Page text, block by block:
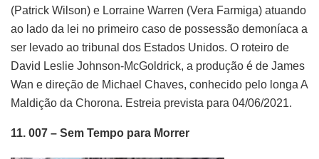
(Patrick Wilson) e Lorraine Warren (Vera Farmiga) atuando
ao lado da lei no primeiro caso de possessão demoníaca a
ser levado ao tribunal dos Estados Unidos. O roteiro de
David Leslie Johnson-McGoldrick, a produção é de James
Wan e direção de Michael Chaves, conhecido pelo longa A
Maldição da Chorona. Estreia prevista para 04/06/2021.
11. 007 – Sem Tempo para Morrer